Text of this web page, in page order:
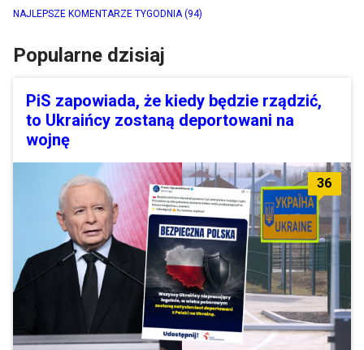
NAJLEPSZE KOMENTARZE TYGODNIA(94)
Popularne dzisiaj
PiS zapowiada, że kiedy będzie rządzić,
to Ukraińcy zostaną deportowani na
wojnę
36